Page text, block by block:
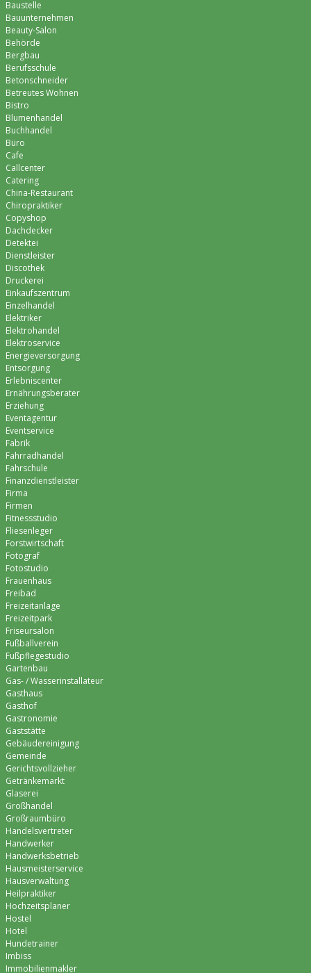
Baustelle
Bauunternehmen
Beauty-Salon
Behörde
Bergbau
Berufsschule
Betonschneider
Betreutes Wohnen
Bistro
Blumenhandel
Buchhandel
Büro
Cafe
Callcenter
Catering
China-Restaurant
Chiropraktiker
Copyshop
Dachdecker
Detektei
Dienstleister
Discothek
Druckerei
Einkaufszentrum
Einzelhandel
Elektriker
Elektrohandel
Elektroservice
Energieversorgung
Entsorgung
Erlebniscenter
Ernährungsberater
Erziehung
Eventagentur
Eventservice
Fabrik
Fahrradhandel
Fahrschule
Finanzdienstleister
Firma
Firmen
Fitnessstudio
Fliesenleger
Forstwirtschaft
Fotograf
Fotostudio
Frauenhaus
Freibad
Freizeitanlage
Freizeitpark
Friseursalon
Fußballverein
Fußpflegestudio
Gartenbau
Gas- / Wasserinstallateur
Gasthaus
Gasthof
Gastronomie
Gaststätte
Gebäudereinigung
Gemeinde
Gerichtsvollzieher
Getränkemarkt
Glaserei
Großhandel
Großraumbüro
Handelsvertreter
Handwerker
Handwerksbetrieb
Hausmeisterservice
Hausverwaltung
Heilpraktiker
Hochzeitsplaner
Hostel
Hotel
Hundetrainer
Imbiss
Immobilienmakler